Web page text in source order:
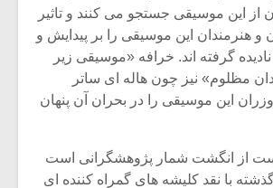
از این موسیقی جستجو می کنند و تاثیر
و هنرمندان این موسیقی را بر پیدایش و
گرفته اند. خرافه «موسیقی زیر
مظلوم» نیز چون هاله ای ساتر
این موسیقی را در بحران آن پنهان
از انگشت شمار پژوهشگرانی است
با نقد کلیشه های گمراه کننده ای
بر موسیقی
متن فیلم «متری
شیش و نیم»
ترین باش
دوره
موسیقی
برگزار